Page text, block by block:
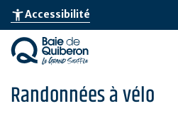
Aller
au
contenu
principal
accessibility_newAccessibilité
Randonnées à vélo